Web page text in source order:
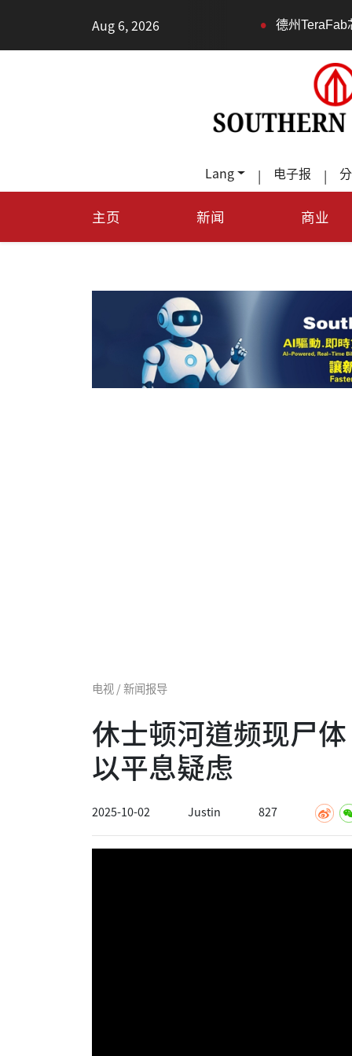
Aug 6, 2026 德州TeraFab芯片项目落
Lang | 电子报 |
主页 新闻 商业
电视 / 新闻报导
休士顿河道频现尸
以平息疑虑
2025-10-02 Justin 827